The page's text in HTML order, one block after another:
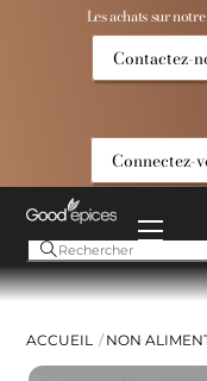
Les achats sur
Contactez-
Connectez-
Menu
ACCUEIL NON